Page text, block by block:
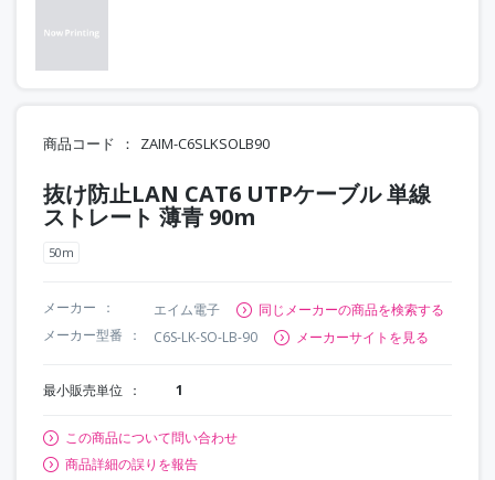
商品コード ZAIM-C6SLKSOLB90
抜け防止LAN CAT6 UTPケーブル 単線
ストレート 薄青 90m
50m
メーカー エイム電子
同じメーカーの商品を検索する
メーカー型番
C6S-LK-SO-LB-90 メーカーサイトを見る
最小販売単位 1
この商品について問い合わせ
商品詳細の誤りを報告